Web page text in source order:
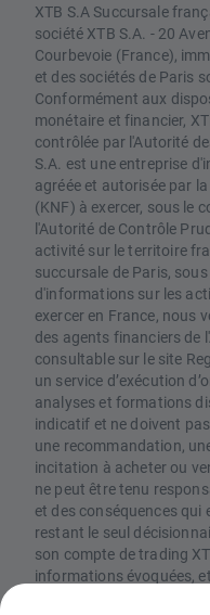
XTB S.A Succursale
société XTB S.A. - 20
Courbevoie (France),
et des sociétés de Paris
Conformément aux
monétaire et financier,
contrôlée par l'Autorité
S.A. est une entreprise
agréée et autorisée par
(KNF) à exercer, sous le
l'Autorité de Contrôle
activité sur le territoire
succursale de Paris,
d'informations sur les
exercer en France, nous
des agents financiers de
consultable sur le site
un service d’exécution
analyses et formations
indicatif et ne doivent
une recommandation,
incitation à acheter ou
ne peut être tenu
et des conséquences qui
restant le seul
son compte de trading
informations évoquées,